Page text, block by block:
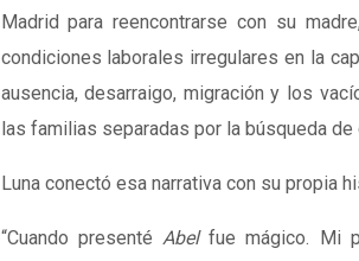
Madrid para reencontrarse con su
condiciones laborales irregulares en la
ausencia, desarraigo, migración y los
las familias separadas por la búsqueda de
Luna conectó esa narrativa con su propia
“Cuando presenté Abelfue mágico. Mi